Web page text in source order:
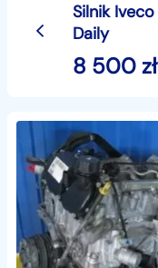
Silnik
Daily
8 500zł